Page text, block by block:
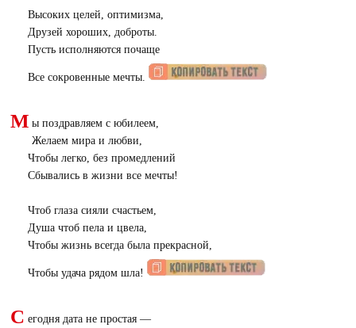
Высоких целей, оптимизма,
Друзей хороших, доброты.
Пусть исполняются почаще
Все сокровенные мечты.
М ы поздравляем с юбилеем,
Желаем мира и любви,
Чтобы легко, без промедлений
Сбывались в жизни все мечты!
Чтоб глаза сияли счастьем,
Душа чтоб пела и цвела,
Чтобы жизнь всегда была прекрасной,
Чтобы удача рядом шла!
С егодня дата не простая —